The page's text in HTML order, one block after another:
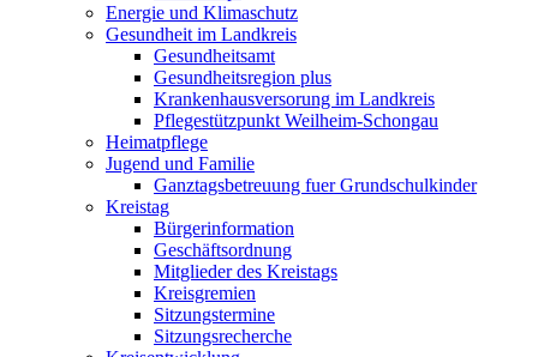
Energie und Klimaschutz
Gesundheit im Landkreis
Gesundheitsamt
Gesundheitsregion plus
Krankenhausversorung im Landkreis
Pflegestützpunkt Weilheim-Schongau
Heimatpflege
Jugend und Familie
Ganztagsbetreuung fuer Grundschulkinder
Kreistag
Bürgerinformation
Geschäftsordnung
Mitglieder des Kreistags
Kreisgremien
Sitzungstermine
Sitzungsrecherche